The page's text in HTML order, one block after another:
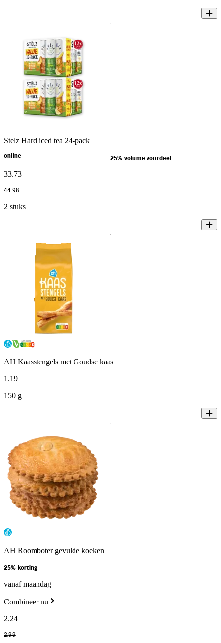
Stelz Hard iced tea 24-pack
online 25% volume voordeel
33.73
44.98
2 stuks
AH Kaasstengels met Goudse kaas
1 .19
150 g
AH Roomboter gevulde koeken
25% korting
vanaf maandag
Combineer nu
2.24
2.99